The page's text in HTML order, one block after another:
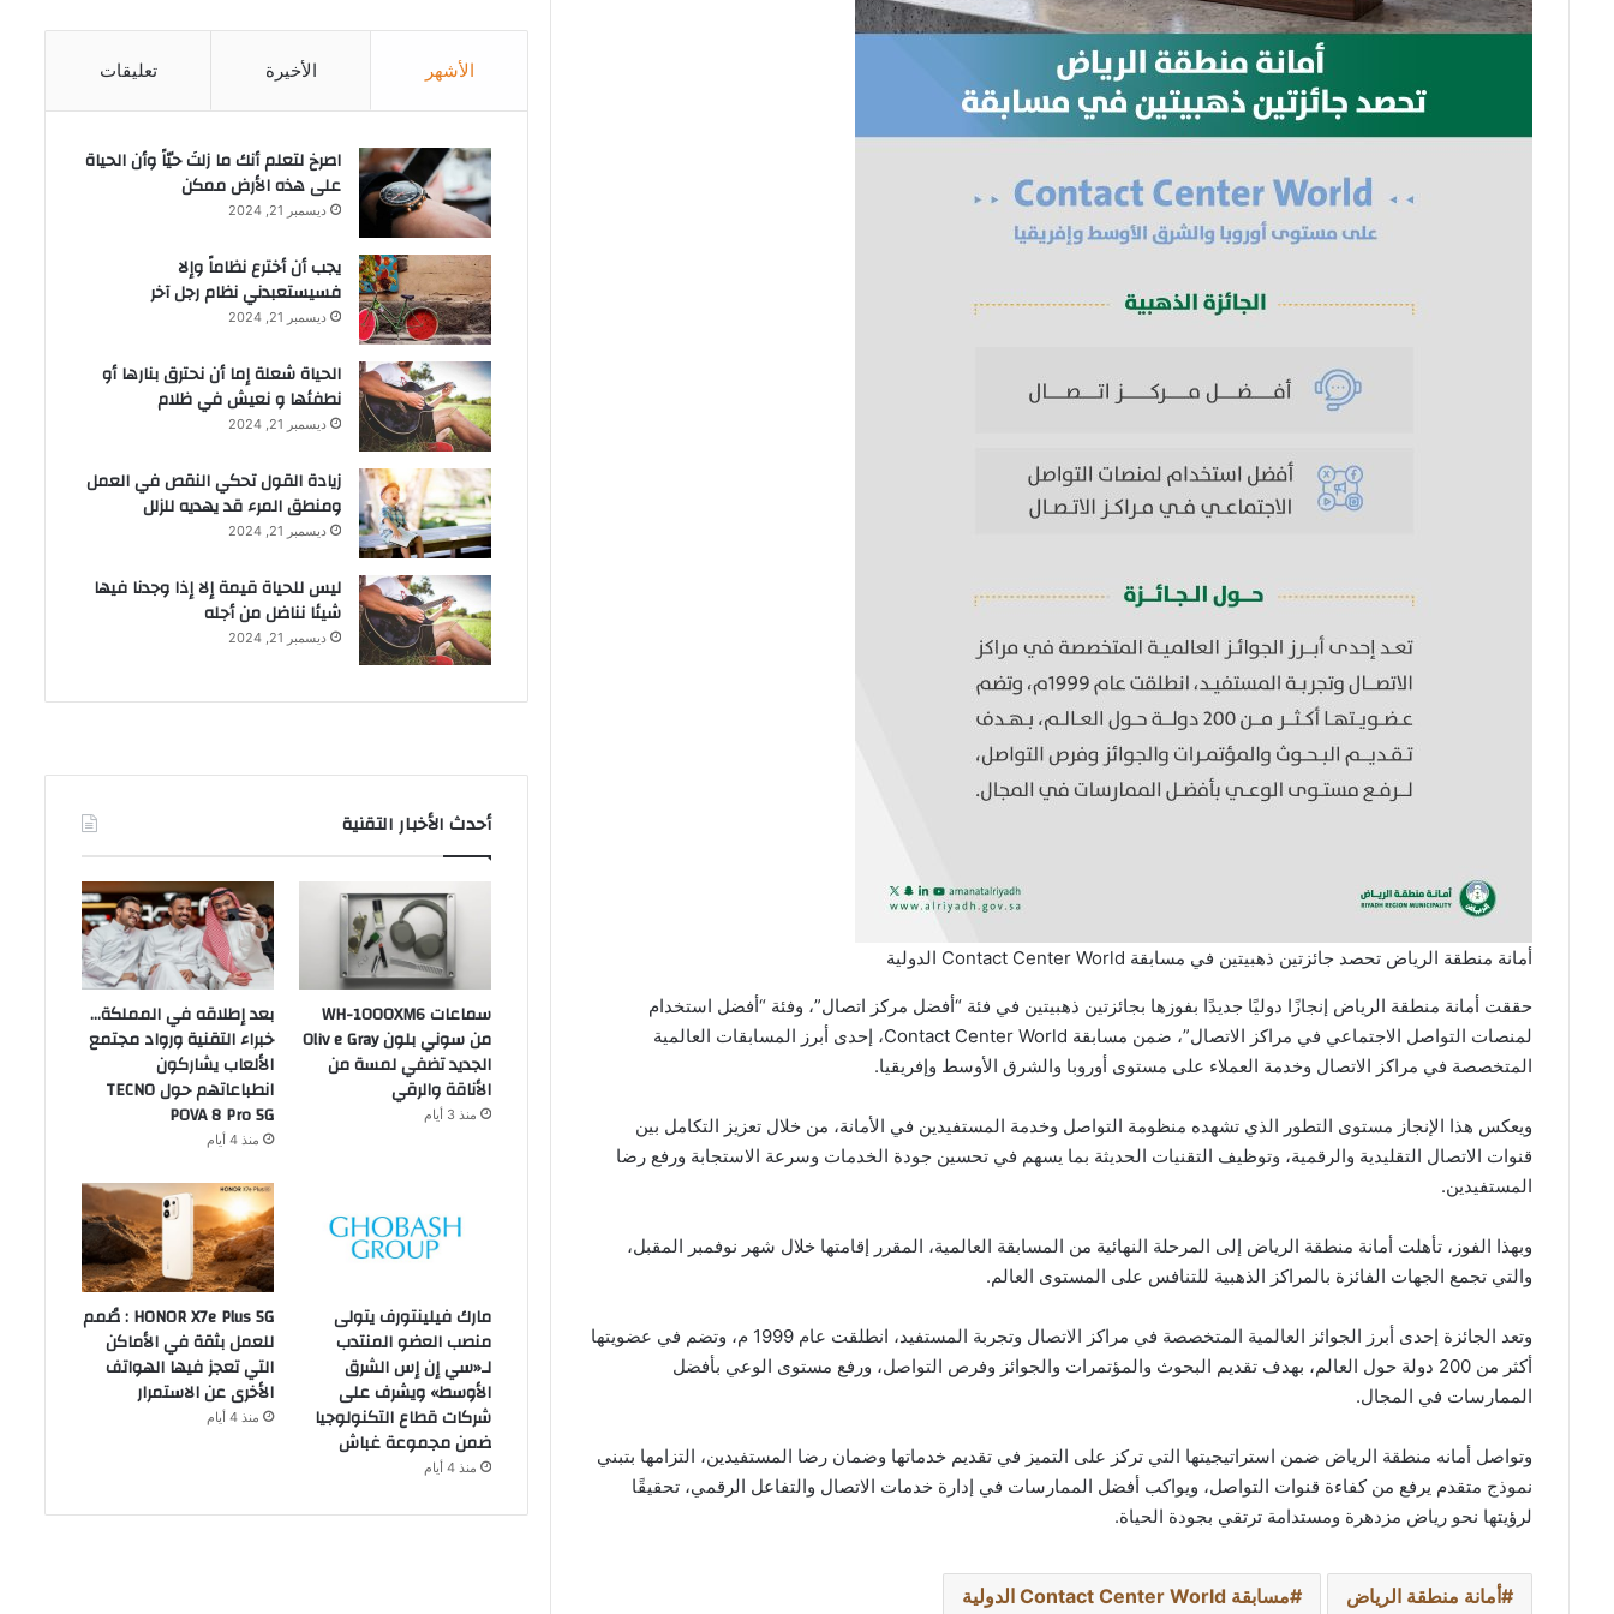
أمانة منطقة الرياض تحصد جائزتين ذهبيتين في مسابقة Contact Center World الدولية
حققت أمانة منطقة الرياض إنجازًا دوليًا جديدًا بفوزها بجائزتين ذهبيتين في فئة “أفضل مركز اتصال”، وفئة “أفضل استخدام
لمنصات التواصل الاجتماعي في مراكز الاتصال”، ضمن مسابقة Contact Center World، إحدى أبرز المسابقات العالمية
المتخصصة في مراكز الاتصال وخدمة العملاء على مستوى أوروبا والشرق الأوسط وإفريقيا.
ويعكس هذا الإنجاز مستوى التطور الذي تشهده منظومة التواصل وخدمة المستفيدين في الأمانة، من خلال تعزيز التكامل بين
قنوات الاتصال التقليدية والرقمية، وتوظيف التقنيات الحديثة بما يسهم في تحسين جودة الخدمات وسرعة الاستجابة ورفع رضا
المستفيدين.
وبهذا الفوز، تأهلت أمانة منطقة الرياض إلى المرحلة النهائية من المسابقة العالمية، المقرر إقامتها خلال شهر نوفمبر المقبل،
والتي تجمع الجهات الفائزة بالمراكز الذهبية للتنافس على المستوى العالم.
وتعد الجائزة إحدى أبرز الجوائز العالمية المتخصصة في مراكز الاتصال وتجربة المستفيد، انطلقت عام 1999 م، وتضم في عضويتها
أكثر من 200 دولة حول العالم، بهدف تقديم البحوث والمؤتمرات والجوائز وفرص التواصل، ورفع مستوى الوعي بأفضل
الممارسات في المجال.
وتواصل أمانه منطقة الرياض ضمن استراتيجيتها التي تركز على التميز في تقديم خدماتها وضمان رضا المستفيدين، التزامها بتبني
نموذج متقدم يرفع من كفاءة قنوات التواصل، ويواكب أفضل الممارسات في إدارة خدمات الاتصال والتفاعل الرقمي، تحقيقًا
لرؤيتها نحو رياض مزدهرة ومستدامة ترتقي بجودة الحياة.
أمانة منطقة الرياض مسابقة Contact Center World الدولية
الأشهر الأخيرة تعليقات
‫اصرخ لتعلم أنك ما زلتَ حيّاً وأن الحياة
على هذه الأرض ممكن
ديسمبر 21, 2024
يجب أن أخترع نظاماً وإلا
فسيستعبدني نظام رجل آخر
ديسمبر 21, 2024
الحياة شعلة إما أن نحترق بنارها أو
نطفئها و نعيش في ظلام
ديسمبر 21, 2024
زيادة القول تحكي النقص في العمل
ومنطق المرء قد يهديه للزلل
ديسمبر 21, 2024
ليس للحياة قيمة إلا إذا وجدنا فيها
شيئا نناضل من أجله
ديسمبر 21, 2024
أحدث الأخبار التقنية
سماعات WH-1000XM6
من سوني بلون Oliv e Gray
الجديد تضفي لمسة من
الأناقة والرقي
منذ 3 أيام
بعد إطلاقه في المملكة…
خبراء التقنية ورواد مجتمع
الألعاب يشاركون
انطباعاتهم حول TECNO
POVA 8 Pro 5G
منذ 4 أيام
مارك فيلينتورف يتولى
منصب العضو المنتدب
لـ«سي إن إس الشرق
الأوسط» ويشرف على
شركات قطاع التكنولوجيا
ضمن مجموعة غباش
منذ 4 أيام
HONOR X7e Plus 5G : صُمم
للعمل بثقة في الأماكن
التي تعجز فيها الهواتف
الأخرى عن الاستمرار
منذ 4 أيام